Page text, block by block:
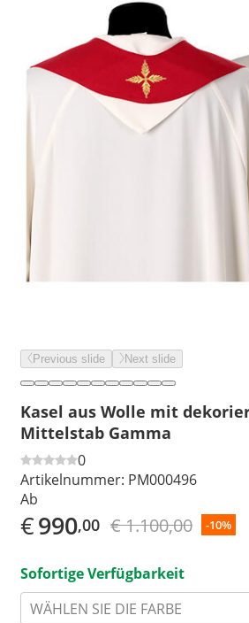
Previous slide Next slide
Kasel aus Wolle mit
Mittelstab Gamma
0
Artikelnummer: PM000496
Ab
€990,00 € 1.100,00 -10%
Sofortige Verfügbarkeit
WÄHLEN SIE DIE FARBE